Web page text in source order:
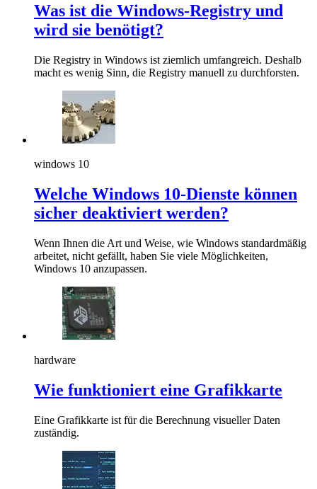
Was ist die Windows-Registry und
wird sie benötigt?
Die Registry in Windows ist ziemlich umfangreich. Deshalb
macht es wenig Sinn, die Registry manuell zu durchforsten.
windows 10
Welche Windows 10-Dienste können
sicher deaktiviert werden?
Wenn Ihnen die Art und Weise, wie Windows standardmäßig
arbeitet, nicht gefällt, haben Sie viele Möglichkeiten,
Windows 10 anzupassen.
hardware
Wie funktioniert eine Grafikkarte
Eine Grafikkarte ist für die Berechnung visueller Daten
zuständig.